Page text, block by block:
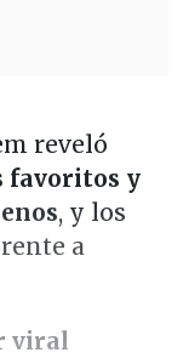
reveló
favoritos y
, y los
a
viral